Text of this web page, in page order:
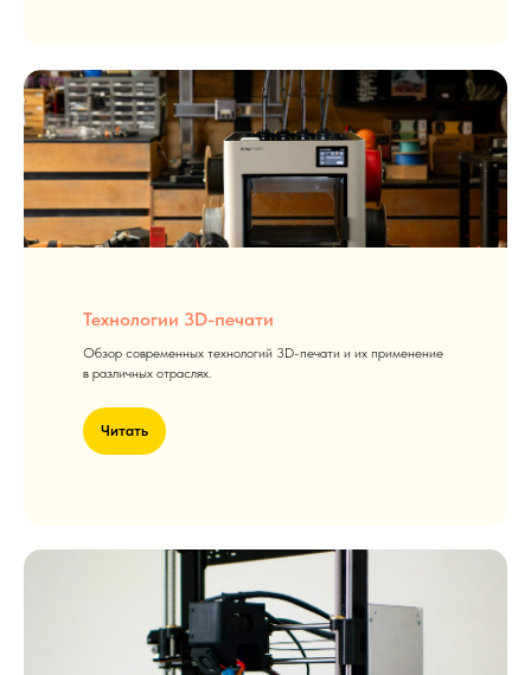
Технологии 3D-печати
Обзор современных технологий 3D-печати и их применение
в различных отраслях.
Читать